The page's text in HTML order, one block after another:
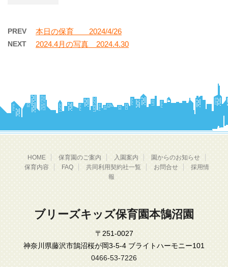
PREV 本日の保育 2024/4/26
NEXT 2024.4月の写真 2024.4.30
HOME 保育園のご案内 入園案内
園からのお知らせ
保育内容
FAQ 共同利用契約社一覧 お問合せ
採用情
報
ブリーズキッズ保育園本鵠沼園
〒251-0027
神奈川県藤沢市鵠沼桜が岡3-5-4 ブライトハーモニー101
0466-53-7226